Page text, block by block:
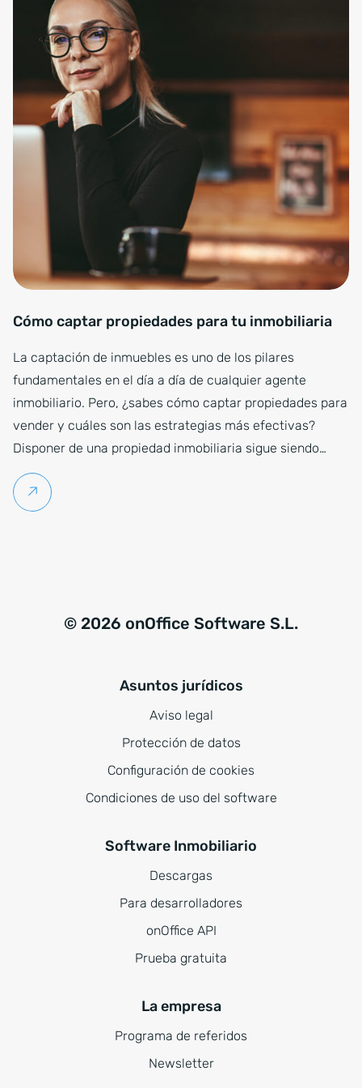
Cómo captar propiedades para tu inmobiliaria
La captación de inmuebles es uno de los pilares
fundamentales en el día a día de cualquier agente
inmobiliario. Pero, ¿sabes cómo captar propiedades para
vender y cuáles son las estrategias más efectivas?
Disponer de una propiedad inmobiliaria sigue siendo…
Seguir leyendo
© 2026 onOffice Software S.L.
Asuntos jurídicos
Aviso legal
Protección de datos
Configuración de cookies
Condiciones de uso del software
Software Inmobiliario
Descargas
Para desarrolladores
onOffice API
Prueba gratuita
La empresa
Programa de referidos
Newsletter